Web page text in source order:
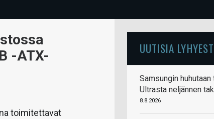
-ATX-
toimitettavat
UUTISIA
Samsungin
Ultrasta neljännen
8.8.2026